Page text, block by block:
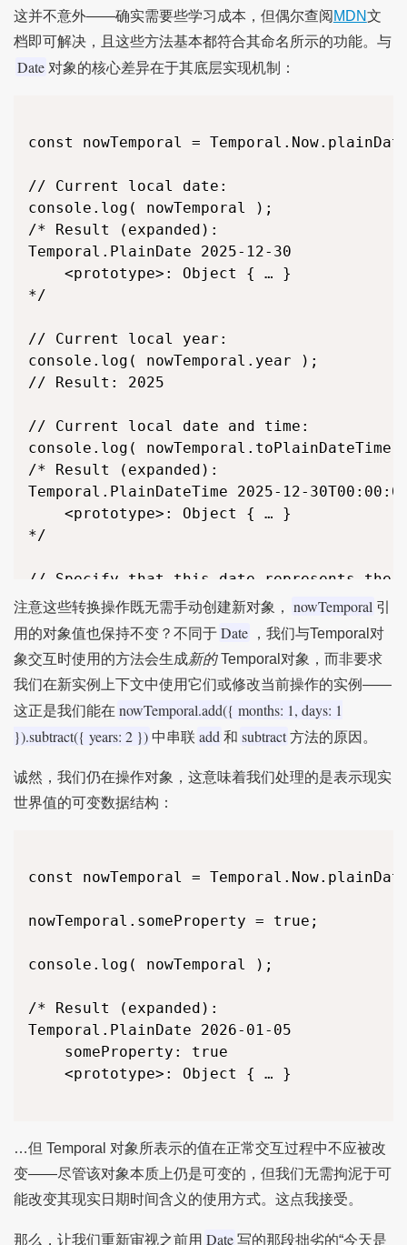
	toLocaleString: function toLocaleString()
	toPlainDateTime: function toPlainDateTime()
	toPlainMonthDay: function toPlainMonthDay()
	valueOf: function valueOf()
	with: function with()
	withCalendar: function withCalendar()
	yearOfWeek: >>
	<get calendarId()>: function calendarId()
	<get dayOfWeek()>: function dayOfWeek()
	<get daysInMonth()>: function daysInMonth()
	<get daysInYear()>: function daysInYear()
	<get era()>: function era()
	<get inLeapYear()>: function inLeapYear()
这并不意外——确实需要些学习成本，但偶尔查阅 MDN文
档即可解决，且这些方法基本都符合其命名所示的功能。与
Date 对象的核心差异在于其底层实现机制：
const nowTemporal =
// Current local date:
console.log( nowTemporal );
/* Result (expanded):
Temporal.PlainDate 2025-12-30
*/
// Current local year:
console.log( nowTemporal.year );
// Result: 2025
// Current local date and time:
console.log(
/* Result (expanded):
Temporal.PlainDateTime 2025-12-
*/
// Specify that this date represents the
console.log(
/* Result (expanded):
Temporal.ZonedDateTime 2025-12-
	<prototype>: Object { … }
*/
// Add a day to this date:
/*
Temporal.PlainDate 2025-12-31
// Add one month and one day to this
/*
	<prototype>: Object { … }
console.log( nowTemporal );
/* Result (expanded):
Temporal.PlainDate 2025-12-30
注意这些转换操作既无需手动创建新对象， nowTemporal 引
用的对象值也保持不变？不同于 Date
，我们与Temporal对
象交互时使用的方法会生成新的Temporal对象，而非要求
我们在新实例上下文中使用它们或修改当前操作的实例——
这正是我们能在 nowTemporal.add({ months: 1, days: 1
}).subtract({ years: 2 }) 中串联 add 和 subtract 方法的原因。
诚然，我们仍在操作对象，这意味着我们处理的是表示现实
世界值的可变数据结构：
const nowTemporal =
nowTemporal.someProperty = true;
console.log( nowTemporal );
/* Result (expanded):
Temporal.PlainDate 2026-01-05
…但 Temporal 对象所表示的值在正常交互过程中不应被改
变——尽管该对象本质上仍是可变的，但我们无需拘泥于可
能改变其现实日期时间含义的使用方式。这点我接受。
那么，让我们重新审视之前用 Date 写的那段拙劣的“今天是